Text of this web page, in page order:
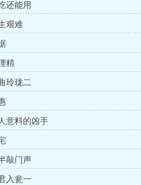
还能用
艰难
精
玲珑二
意料的凶手
敲门声
入瓮一